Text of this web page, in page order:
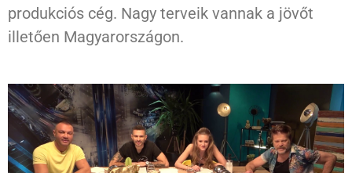
produkciós cég. Nagy terveik vannak a jövőt
illetően Magyarországon.